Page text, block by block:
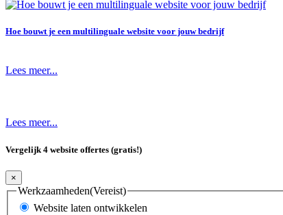
Hoe bouwt je een multilinguale website voor jouw bedrijf
Lees meer...
Lees meer...
Vergelijk 4 website offertes (gratis!)
×
Werkzaamheden(Vereist)
Website laten ontwikkelen